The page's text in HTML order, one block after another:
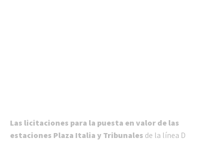
Las licitaciones para la puesta en valor de las
estaciones Plaza Italia y Tribunales de la línea D